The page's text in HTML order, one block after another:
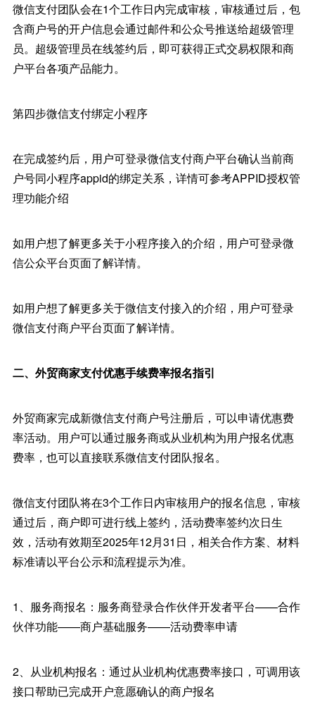
微信支付团队会在1个工作日内完成审核，审核通过后，包
含商户号的开户信息会通过邮件和公众号推送给超级管理
员。超级管理员在线签约后，即可获得正式交易权限和商
户平台各项产品能力。
第四步微信支付绑定小程序
在完成签约后，用户可登录微信支付商户平台确认当前商
户号同小程序appid的绑定关系，详情可参考APPID授权管
理功能介绍
如用户想了解更多关于小程序接入的介绍，用户可登录微
信公众平台页面了解详情。
如用户想了解更多关于微信支付接入的介绍，用户可登录
微信支付商户平台页面了解详情。
二、外贸商家支付优惠手续费率报名指引
外贸商家完成新微信支付商户号注册后，可以申请优惠费
率活动。用户可以通过服务商或从业机构为用户报名优惠
费率，也可以直接联系微信支付团队报名。
微信支付团队将在3个工作日内审核用户的报名信息，审核
通过后，商户即可进行线上签约，活动费率签约次日生
效，活动有效期至2025年12月31日，相关合作方案、材料
标准请以平台公示和流程提示为准。
1、服务商报名：服务商登录合作伙伴开发者平台——合作
伙伴功能——商户基础服务——活动费率申请
2、从业机构报名：通过从业机构优惠费率接口，可调用该
接口帮助已完成开户意愿确认的商户报名